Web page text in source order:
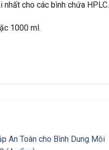
cho các bình chứa HPLC.
1000 ml.